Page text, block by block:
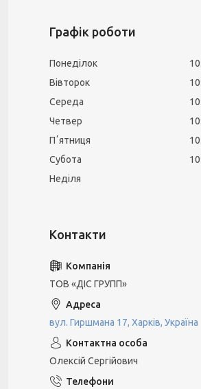
Графік роботи
Понеділок
Вівторок
Середа
Четвер
Пʼятниця
Субота
Неділя
ТОВ «ДІС ГРУПП»
вул. Гиршмана 17, Харків, Україна
Олексій Сергійович